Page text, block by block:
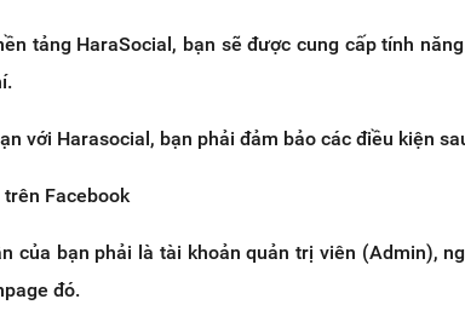
tảng HaraSocial, bạn sẽ được cung cấp tính
với Harasocial, bạn phải đảm bảo các điều kiện
Facebook
của bạn phải là tài khoản quản trị viên (Admin),
đó.